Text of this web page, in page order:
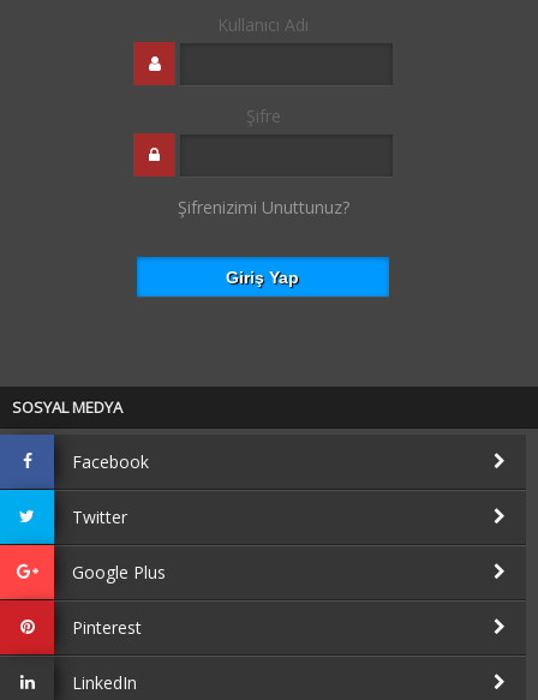
Kullanıcı Adı
Şifre
Şifrenizimi Unuttunuz?
SOSYAL MEDYA
Facebook
Twitter
Google Plus
Pinterest
LinkedIn